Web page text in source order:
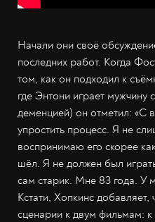
Начали они своё
последних работ. Когда
том, как он подходил к
где Энтони играет
деменцией) он отметил: «С
упростить процесс. Я не
воспринимаю его скорее
шёл. Я не должен был
сам старик. Мне 83 года. У
Кстати, Хопкинс
сценарии к двум фильмам: